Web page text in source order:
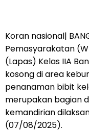
Koran nasional|
Pemasyarakatan
(Lapas) Kelas IIA
kosong di area
penanaman bibit
merupakan bagian
kemandirian
(07/08/2025).